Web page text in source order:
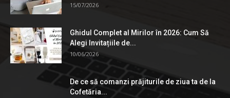
15/07/2026
Ghidul Complet al Mirilor în 2026: Cum Să
Alegi Invitațiile de...
10/06/2026
De ce să comanzi prăjiturile de ziua ta de la
Cofetăria...